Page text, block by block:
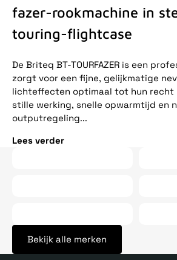
fazer-rookmachine in
touring-flightcase
De Briteq BT-TOURFAZER is een
zorgt voor een fijne, gelijkmatige
lichteffecten optimaal tot hun recht
stille werking, snelle opwarmtijd en
outputregeling...
Lees verder
Bekijk alle merken
Voor 15uur besteld, zelfde dag verstuurd